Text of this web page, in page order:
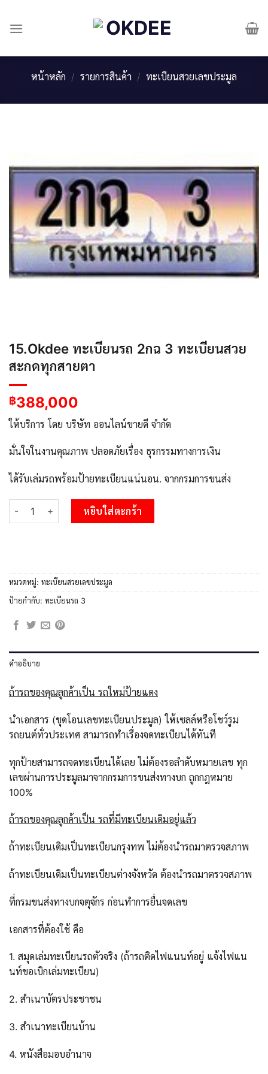
content
หน้าหลัก / รายการสินค้า / ทะเบียนสวยเลขประมูล
15.Okdee ทะเบียนรถ 2กฉ 3 ทะเบียนสวย
สะกดทุกสายตา
฿388,000
ให้บริการ โดย บริษัท ออนไลน์ขายดี จำกัด
มั่นใจในงานคุณภาพ ปลอดภัยเรื่อง ธุรกรรมทางการเงิน
ได้รับเล่มรถพร้อมป้ายทะเบียนแน่นอน. จากกรมการขนส่ง
จำนวน 15.Okdee ทะเบียนรถ 2กฉ 3 ทะเบียนสวย สะกดทุกสายตา ชิ้น
หยิบใส่ตะกร้า
หมวดหมู่: ทะเบียนสวยเลขประมูล
ป้ายกำกับ: ทะเบียนรถ 3
คำอธิบาย
ถ้ารถของคุณลูกค้าเป็น รถใหม่ป้ายแดง
นำเอกสาร (ชุดโอนเลขทะเบียนประมูล) ให้เซลล์หรือโชว์รูม
รถยนต์ทั่วประเทศ สามารถทำเรื่องจดทะเบียนได้ทันที
ทุกป้ายสามารถจดทะเบียนได้เลย ไม่ต้องรอลำดับหมายเลข ทุก
เลขผ่านการประมูลมาจากกรมการขนส่งทางบก ถูกกฎหมาย
100%
ถ้ารถของคุณลูกค้าเป็น รถที่มีทะเบียนเดิมอยู่แล้ว
ถ้าทะเบียนเดิมเป็นทะเบียนกรุงทพ ไม่ต้องนำรถมาตรวจสภาพ
ถ้าทะเบียนเดิมเป็นทะเบียนต่างจังหวัด ต้องนำรถมาตรวจสภาพ
ที่กรมขนส่งทางบกจตุจักร ก่อนทำการยื่นจดเลข
เอกสารที่ต้องใช้ คือ
1. สมุดเล่มทะเบียนรถตัวจริง (ถ้ารถติดไฟแนนท์อยู่ แจ้งไฟแน
นท์ขอเบิกเล่มทะเบียน)
2. สำเนาบัตรประชาชน
3. สำเนาทะเบียนบ้าน
4. หนังสือมอบอำนาจ